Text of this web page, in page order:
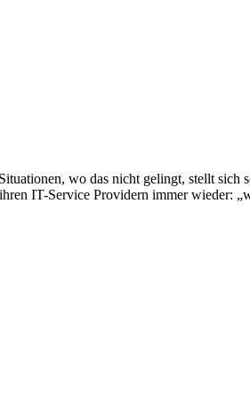
wo das nicht gelingt, stellt sich
IT-Service Providern immer wieder: